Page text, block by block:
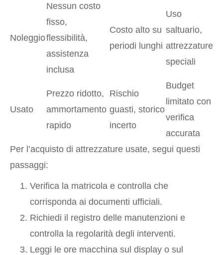
Noleggio
Nessun costo
fisso,
flessibilità,
assistenza
inclusa
Costo alto su
periodi lunghi
Uso
saltuario,
attrezzature
speciali
Usato
Prezzo ridotto,
ammortamento
rapido
Rischio
guasti, storico
incerto
Budget
limitato con
verifica
accurata
Per l’acquisto di attrezzature usate, segui questi
passaggi:
Verifica la matricola e controlla che
corrisponda ai documenti ufficiali.
Richiedi il registro delle manutenzioni e
controlla la regolarità degli interventi.
Leggi le ore macchina sul display o sul